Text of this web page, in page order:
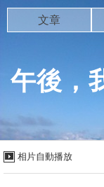
午後，
文章
相片自動播放